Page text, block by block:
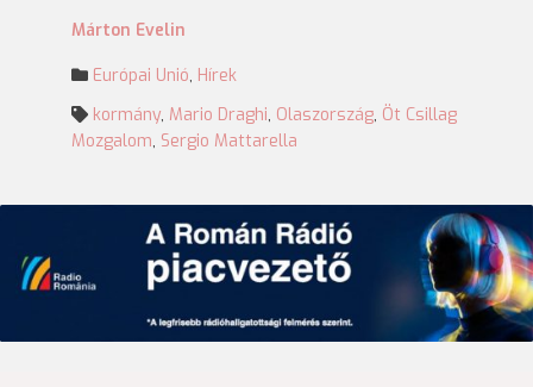
Márton Evelin
Európai Unió, Hírek
kormány, Mario Draghi, Olaszország, Öt Csillag
Mozgalom, Sergio Mattarella